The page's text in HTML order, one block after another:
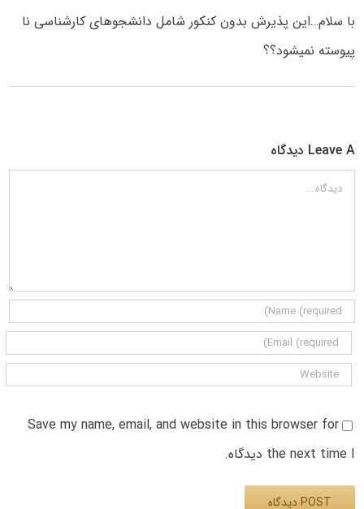
با سلام…این پذیرش بدون کنکور شامل دانشجوهای کارشناسی نا
پیوسته نمیشود؟؟
Leave A دیدگاه
دیدگاه
Save my name, email, and website in this browser for
the next time I دیدگاه.